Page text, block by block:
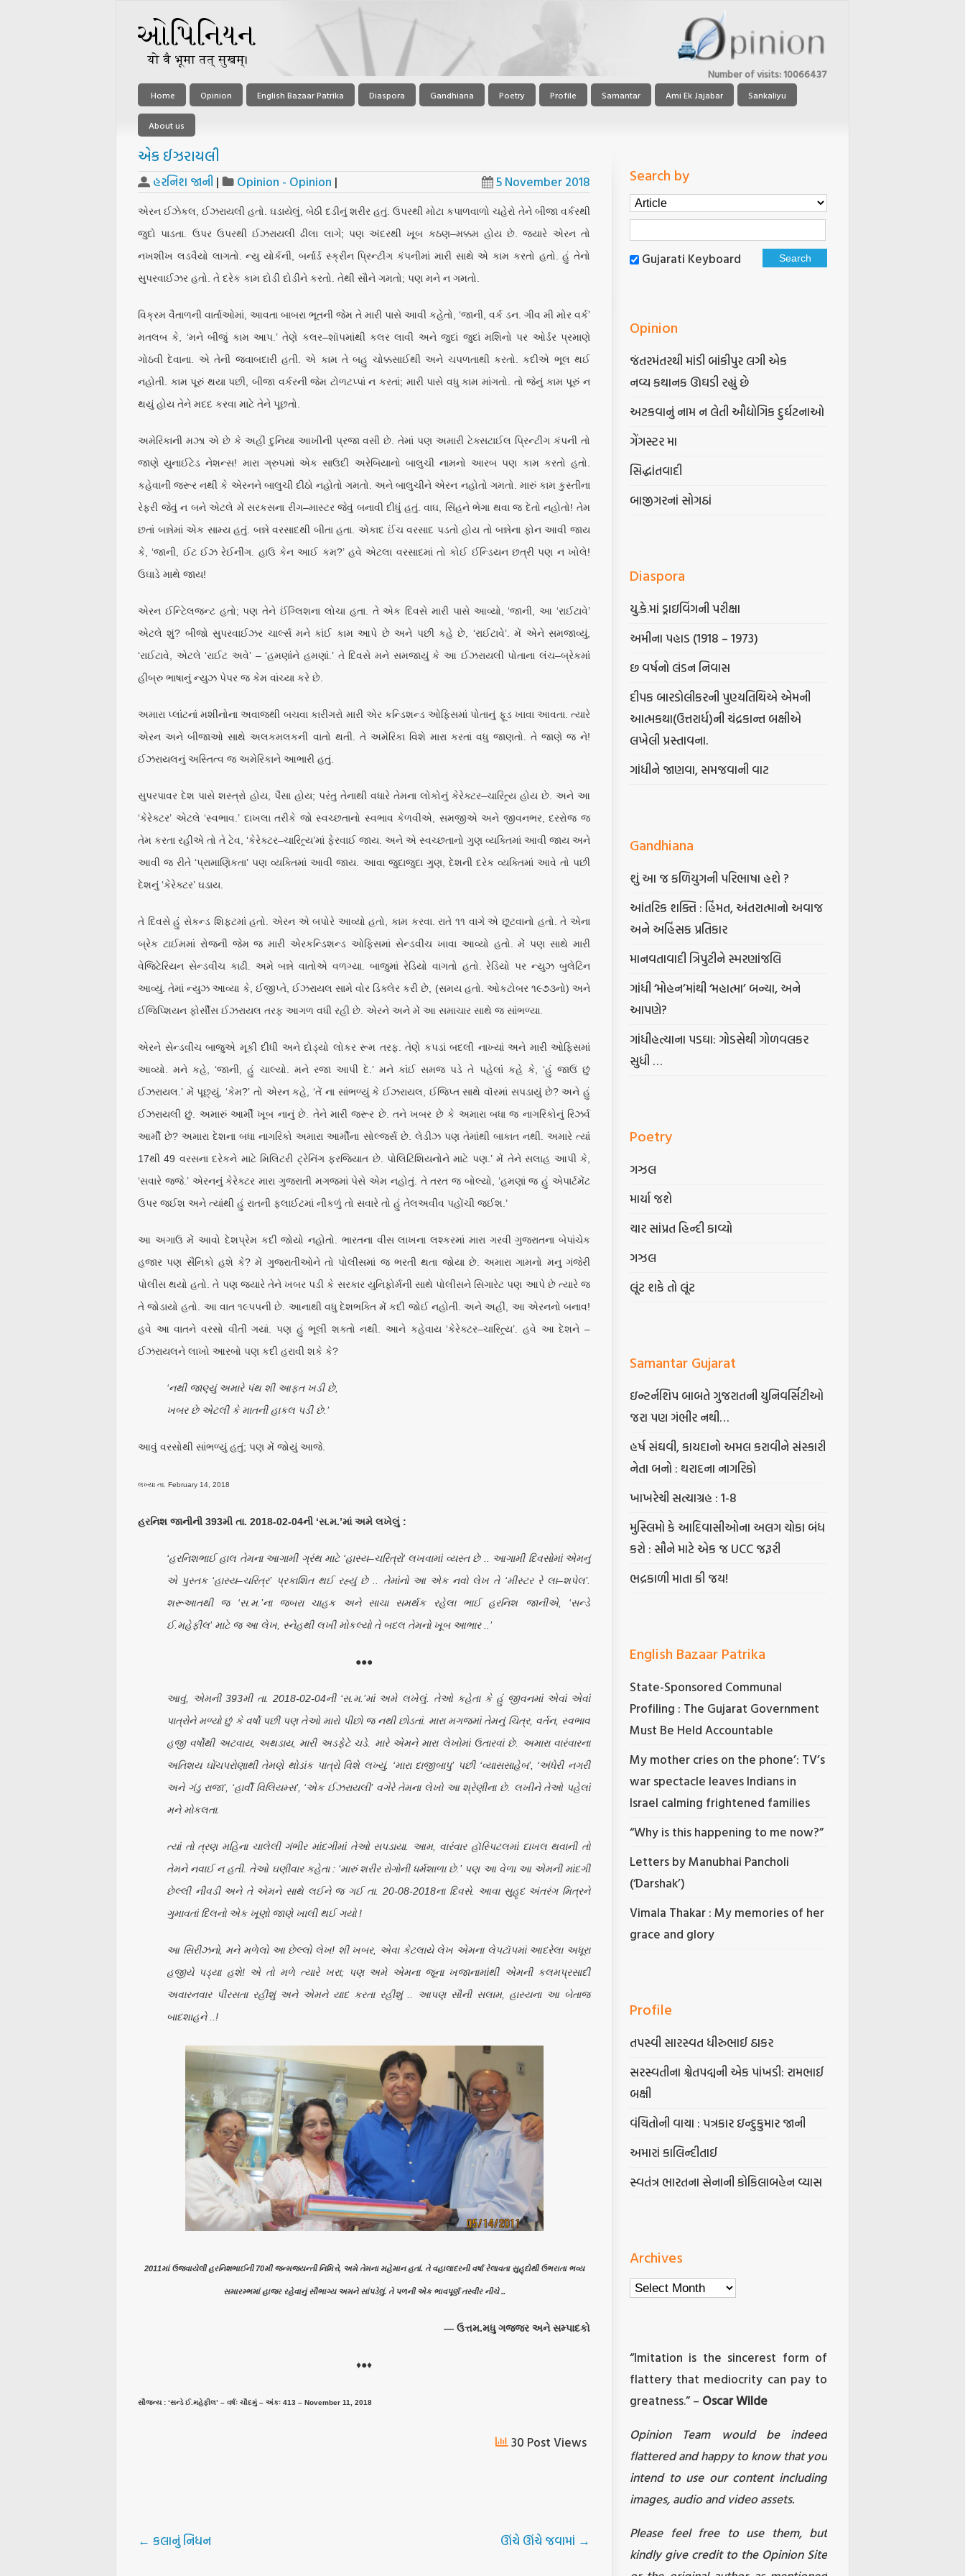
Number of visits:10066437
Home Opinion English Bazaar Patrika Diaspora Gandhiana Poetry Profile Samantar Ami Ek Jajabar Sankaliyu
About us
એક ઈઝરાયલી
હરનિશ જાની | Opinion - Opinion | 5 November 2018
એરન ઈઝેકલ, ઈઝરાયલી હતો. ઘડાયેલું, બેઠી દડીનું શરીર હતું. ઉપરથી મોટા કપાળવાળો ચહેરો તેને બીજા વર્કરથી
જુદો પાડતા. ઉપર ઉપરથી ઈઝરાયલી ઢીલા લાગે; પણ અંદરથી ખૂબ કઠણ–મક્કમ હોય છે. જ્યારે એરન તો
નખશીખ લડવૈયો લાગતો. ન્યુ યોર્કની, બર્નાર્ડ સ્ક્રીન પ્રિન્ટીંગ કંપનીમાં મારી સાથે એ કામ કરતો હતો. હું તેનો
સુપરવાઈઝર હતો. તે દરેક કામ દોડી દોડીને કરતો. તેથી સૌને ગમતો; પણ મને ન ગમતો.
વિક્રમ વૈતાળની વાર્તાઓમાં, આવતા બાબરા ભૂતની જેમ તે મારી પાસે આવી કહેતો, ‘જાની, વર્ક ડન. ગીવ મી મોર વર્ક’
મતલબ કે, ‘મને બીજું કામ આપ.’ તેણે કલર–શૉપમાંથી કલર લાવી અને જુદાં જુદાં મશિનો પર ઓર્ડર પ્રમાણે
ગોઠવી દેવાના. એ તેની જવાબદારી હતી. એ કામ તે બહુ ચોક્કસાઈથી અને ચપળતાથી કરતો. કદીએ ભૂલ થઈ
નહોતી. કામ પૂરું થયા પછી, બીજા વર્કરની જેમ ટોળટપ્પાં ન કરતાં; મારી પાસે વધુ કામ માંગતો. તો જેનું કામ પૂરું ન
થયું હોય તેને મદદ કરવા માટે તેને પૂછતો.
અમેરિકાની મઝા એ છે કે અહીં દુનિયા આખીની પ્રજા વસી છે. તેમાં પણ અમારી ટેક્સટાઈલ પ્રિન્ટીંગ કંપની તો
જાણે યુનાઈટેડ નેશન્સ! મારા ગ્રુપમાં એક સાઉદી અરેબિયાનો બાલુચી નામનો આરબ પણ કામ કરતો હતો.
કહેવાની જરૂર નથી કે એરનને બાલુચી દીઠો નહોતો ગમતો. અને બાલુચીને એરન નહોતો ગમતો. મારું કામ કુસ્તીના
રેફરી જેવું ન બને એટલે મેં સરકસના રીંગ–માસ્ટર જેવું બનાવી દીધું હતું. વાઘ, સિંહને ભેગા થવા જ દેતો નહોતો! તેમ
છતાં બન્નેમાં એક સામ્ય હતું. બન્ને વરસાદથી બીતા હતા. એકાદ ઈંચ વરસાદ પડતો હોય તો બન્નેના ફોન આવી જાય
કે, ‘જાની, ઈટ ઈઝ રેઈનીંગ. હાઉ કેન આઈ કમ?’ હવે એટલા વરસાદમાં તો કોઈ ઈન્ડિયન છત્રી પણ ન ખોલે!
ઉઘાડે માથે જાય!
એરન ઈન્ટેિલજન્ટ હતો; પણ તેને ઈંગ્લિશના લોચા હતા. તે એક દિવસે મારી પાસે આવ્યો, ‘જાની, આ ‘રાઈટાવે’
એટલે શું? બીજો સુપરવાઈઝર ચાર્લ્સ મને કાંઈ કામ આપે છે અને પછી કહે છે, ‘રાઈટાવે’. મેં એને સમજાવ્યું,
‘રાઈટાવે, એટલે ‘રાઈટ અવે’ – ‘હમણાંને હમણાં.’ તે દિવસે મને સમજાયું કે આ ઈઝરાયલી પોતાના લંચ–બ્રેકમાં
હીબ્રુ ભાષાનું ન્યુઝ પેપર જ કેમ વાંચ્યા કરે છે.
અમારા પ્લાંટનાં મશીનોના અવાજથી બચવા કારીગરો મારી એર કન્ડિશન્ડ ઓફિસમાં પોતાનું ફૂડ ખાવા આવતા. ત્યારે
એરન અને બીજાઓ સાથે અલકમલકની વાતો થતી. તે અમેરિકા વિશે મારા કરતાં વધુ જાણતો. તે જાણે જ ને!
ઈઝરાયલનું અસ્તિત્વ જ અમેરિકાને આભારી હતું.
સુપરપાવર દેશ પાસે શસ્ત્રો હોય, પૈસા હોય; પરંતુ તેનાથી વધારે તેમના લોકોનું કેરેક્ટર–ચારિત્ર્ય હોય છે. અને આ
‘કેરેક્ટર’ એટલે ‘સ્વભાવ.’ દાખલા તરીકે જો સ્વચ્છતાનો સ્વભાવ કેળવીએ, સમજીએ અને જીવનભર, દરરોજ જ
તેમ કરતા રહીએ તો તે ટેવ, ‘કેરેક્ટર–ચારિત્ર્ય’માં ફેરવાઈ જાય. અને એ સ્વચ્છતાનો ગુણ વ્યક્તિમાં આવી જાય અને
આવી જ રીતે ‘પ્રામાણિકતા’ પણ વ્યક્તિમાં આવી જાય. આવા જુદાજુદા ગુણ, દેશની દરેક વ્યક્તિમાં આવે તો પછી
દેશનું ‘કેરેક્ટર’ ઘડાય.
તે દિવસે હું સેકન્ડ શિફ્ટમાં હતો. એરન એ બપોરે આવ્યો હતો, કામ કરવા. રાતે ૧૧ વાગે એ છૂટવાનો હતો. તે એના
બ્રેક ટાઈમમાં રોજની જેમ જ મારી એરકન્ડિશન્ડ ઓફિસમાં સેન્ડવીચ ખાવા આવ્યો હતો. મેં પણ સાથે મારી
વેજિટેરિયન સેન્ડવીચ કાઢી. અમે બન્ને વાતોએ વળગ્યા. બાજુમાં રેડિયો વાગતો હતો. રેડિયો પર ન્યુઝ બુલેટિન
આવ્યું. તેમાં ન્યુઝ આવ્યા કે, ઈજીપ્તે, ઈઝરાયલ સામે વોર ડિક્લેર કરી છે, (સમય હતો. ઓકટોબર ૧૯૭૩નો) અને
ઈજિપ્શિયન ફોર્સીસ ઈઝરાયલ તરફ આગળ વધી રહી છે. એરને અને મેં આ સમાચાર સાથે જ સાંભળ્યા.
એરને સેન્ડવીચ બાજુએ મૂકી દીધી અને દોડ્યો લોકર રૂમ તરફ. તેણે કપડાં બદલી નાખ્યાં અને મારી ઓફિસમાં
આવ્યો. મને કહે, ‘જાની, હું ચાલ્યો. મને રજા આપી દે.’ મને કાંઈ સમજ પડે તે પહેલાં કહે કે, ‘હું જાઉં છું
ઈઝરાયલ.’ મેં પૂછ્યું, ‘કેમ?’ તો એરન કહે, ‘તેં ના સાંભળ્યું કે ઈઝરાયલ, ઈજિપ્ત સાથે વૉરમાં સપડાયું છે? અને હું
ઈઝરાયલી છું. અમારું આર્મી ખૂબ નાનું છે. તેને મારી જરૂર છે. તને ખબર છે કે અમારા બધા જ નાગરિકોનું રિઝર્વ
આર્મી છે? અમારા દેશના બધા નાગરિકો અમારા આર્મીના સોલ્જર્સ છે. લેડીઝ પણ તેમાંથી બાકાત નથી. અમારે ત્યાં
17થી 49 વરસના દરેકને માટે મિલિટરી ટ્રેનિંગ ફરજિયાત છે. પોલિટિશિયનોને માટે પણ.’ મેં તેને સલાહ આપી કે,
‘સવારે જજે.’ એરનનું કેરેક્ટર મારા ગુજરાતી મગજમાં પેસે એમ નહોતું. તે તરત જ બોલ્યો, ‘હમણાં જ હું એપાર્ટમેંટ
ઉપર જઈશ અને ત્યાંથી હું રાતની ફ્લાઈટમાં નીકળું તો સવારે તો હું તેલઅવીવ પહોંચી જઈશ.’
આ અગાઉ મેં આવો દેશપ્રેમ કદી જોયો નહોતો. ભારતના વીસ લાખના લશ્કરમાં મારા ગરવી ગુજરાતના બેપાંચેક
હજાર પણ સૈનિકો હશે કે? મેં ગુજરાતીઓને તો પોલીસમાં જ ભરતી થતા જોયા છે. અમારા ગામનો મનુ ગંજેરી
પોલીસ થયો હતો. તે પણ જ્યારે તેને ખબર પડી કે સરકાર યુનિફોર્મની સાથે પોલીસને સિગારેટ પણ આપે છે ત્યારે જ
તે જોડાયો હતો. આ વાત ૧૯૫૫ની છે. આનાથી વધુ દેશભક્તિ મેં કદી જોઈ નહોતી. અને અહીં, આ એરનનો બનાવ!
હવે આ વાતને વરસો વીતી ગયાં. પણ હું ભૂલી શક્તો નથી. આને કહેવાય ‘કેરેક્ટર–ચારિત્ર્ય’. હવે આ દેશને –
ઈઝરાયલને લાખો આરબો પણ કદી હરાવી શકે કે?
‘નથી જાણ્યું અમારે પંથ શી આફત ખડી છે,
ખબર છે એટલી કે માતની હાકલ પડી છે.’
આવું વરસોથી સાંભળ્યું હતું; પણ મેં જોયું આજે.
લખ્યા તા. February 14, 2018
હરનિશ જાનીની 393મી તા. 2018-02-04ની ‘સ.મ.’માં અમે લખેલું :
‘હરનિશભાઈ હાલ તેમના આગામી ગ્રંથ માટે ‘હાસ્ય–ચરિત્રો’ લખવામાં વ્યસ્ત છે .. આગામી દિવસોમાં એમનું
એ પુસ્તક ‘હાસ્ય–ચરિત્ર’ પ્રકાશિત થઈ રહ્યું છે .. તેમાંનો આ એક નવો લેખ તે ‘મીસ્ટર રે લા–શપેલ’.
શરૂઆતથી જ ‘સ.મ.’ના જબરા ચાહક અને સાચા સમર્થક રહેલા ભાઈ હરનિશ જાનીએ, ‘સન્ડે
ઈ.મહેફીલ’ માટે જ આ લેખ, સ્નેહથી લખી મોકલ્યો તે બદલ તેમનો ખૂબ આભાર ..’
●●●
આવું, એમની 393મી તા. 2018-02-04ની ‘સ.મ.’માં અમે લખેલું. તેઓ કહેતા કે હું જીવનમાં એવાં એવાં
પાત્રોને મળ્યો છું કે વર્ષો પછી પણ તેઓ મારો પીછો જ નથી છોડતાં. મારા મગજમાં તેમનું ચિત્ર, વર્તન, સ્વભાવ
હજી વર્ષોથી અટવાય, અથડાય, મારી અડફેટે ચડે. મારે એમને મારા લેખોમાં ઉતારવાં છે. અમારા વારંવારના
અતિશય ઘોંચપરોણાથી તેમણે થોડાંક પાત્રો વિશે લખ્યું. ‘મારા દાજીબાપુ’ પછી ‘વ્યાસસાહેબ’, ‘અંધેરી નગરી
અને ગંડુ રાજા’, ‘હાર્વી વિલિયમ્સ’, ‘એક ઈઝરાયલી’ વગેરે તેમના લેખો આ શ્રેણીના છે. લખીને તેઓ પહેલાં
મને મોકલતા.
ત્યાં તો ત્રણ મહિના ચાલેલી ગંભીર માંદગીમાં તેઓ સપડાયા. આમ, વારંવાર હૉસ્પિટલમાં દાખલ થવાની તો
તેમને નવાઈ ન હતી. તેઓ ઘણીવાર કહેતા : ‘મારું શરીર રોગોની ધર્મશાળા છે.’ પણ આ વેળા આ એમની માંદગી
છેલ્લી નીવડી અને તે એમને સાથે લઈને જ ગઈ તા. 20-08-2018ના દિવસે. આવા સુહૃદ અંતરંગ મિત્રને
ગુમાવતાં દિલનો એક ખૂણો જાણે ખાલી થઈ ગયો !
આ સિરીઝનો, મને મળેલો આ છેલ્લો લેખ! શી ખબર, એવા કેટલાયે લેખ એમના લેપટૉપમાં આદરેલા અધૂરા
હજીયે પડ્યા હશે! એ તો મળે ત્યારે ખરા; પણ અમે એમના જૂના ખજાનામાંથી એમની કલમપ્રસાદી
અવારનવાર પીરસતા રહીશું અને એમને યાદ કરતા રહીશું .. આપણ સૌની સલામ, હાસ્યના આ બેતાજ
બાદશાહને ..!
2011માં ઉજવાયેલી હરનિશભાઈની 70મી જન્મજયન્તી નિમિત્તે, અમે તેમના મહેમાન હતાં. તે વહાલાદરની વર્ષા રેલાવતા સુહૃદોથી ઉભરાતા ભવ્ય
સમારમ્ભમાં હાજર રહેવાનું સૌભાગ્ય અમને સાંપડેલું. તે પળની એક ભાવપૂર્ણ તસ્વીર નીચે ..
— ઉત્તમ.મધુ ગજ્જર અને સમ્પાદકો
♦●♦
સૌજન્ય : ‘સન્ડે ઈ.મહેફીલ’ – વર્ષઃ ચૌદમું – અંકઃ 413 – November 11, 2018
30 Post Views
← કલાનું નિધન ઊંચે ઊંચે જવામાં →
Search by
Gujarati Keyboard
Opinion
જંતરમંતરથી માંડી બાંકીપુર લગી એક
નવ્ય કથાનક ઊઘડી રહ્યું છે
અટકવાનું નામ ન લેતી ઔદ્યોગિક દુર્ઘટનાઓ
ગેંગસ્ટર મા
સિદ્ધાંતવાદી
બાજીગરનાં સોગઠાં
Diaspora
યુ.કે.માં ડ્રાઇવિંગની પરીક્ષા
અમીના પહાડ (1918 – 1973)
છ વર્ષનો લંડન નિવાસ
દીપક બારડોલીકરની પુણ્યતિથિએ એમની
આત્મકથા(ઉત્તરાર્ધ)ની ચંદ્રકાન્ત બક્ષીએ
લખેલી પ્રસ્તાવના.
ગાંધીને જાણવા, સમજવાની વાટ
Gandhiana
શું આ જ કળિયુગની પરિભાષા હશે ?
આંતરિક શક્તિ : હિંમત, અંતરાત્માનો અવાજ
અને અહિંસક પ્રતિકાર
માનવતાવાદી ત્રિપુટીને સ્મરણાંજલિ
ગાંધી ‘મોહન’માંથી ‘મહાત્મા’ બન્યા, અને
આપણે?
ગાંધીહત્યાના પડઘા: ગોડસેથી ગોળવલકર
સુધી …
Poetry
ગઝલ
માર્યા જશે
ચાર સાંપ્રત હિન્દી કાવ્યો
ગઝલ
લૂંટ શકે તો લૂંટ
Samantar Gujarat
ઇન્ટર્નશિપ બાબતે ગુજરાતની યુનિવર્સિટીઓ
જરા પણ ગંભીર નથી…
હર્ષ સંઘવી, કાયદાનો અમલ કરાવીને સંસ્કારી
નેતા બનો : થરાદના નાગરિકો
ખાખરેચી સત્યાગ્રહ : 1-8
મુસ્લિમો કે આદિવાસીઓના અલગ ચોકા બંધ
કરો : સૌને માટે એક જ UCC જરૂરી
ભદ્રકાળી માતા કી જય!
English Bazaar Patrika
State-Sponsored Communal
Profiling : The Gujarat Government
Must Be Held Accountable
My mother cries on the phone’: TV’s
war spectacle leaves Indians in
Israel calming frightened families
“Why is this happening to me now?”
Letters by Manubhai Pancholi
(‘Darshak’)
Vimala Thakar : My memories of her
grace and glory
Profile
તપસ્વી સારસ્વત ધીરુભાઈ ઠાકર
સરસ્વતીના શ્વેતપદ્મની એક પાંખડી: રામભાઈ
બક્ષી
વંચિતોની વાચા : પત્રકાર ઇન્દુકુમાર જાની
અમારાં કાલિન્દીતાઈ
સ્વતંત્ર ભારતના સેનાની કોકિલાબહેન વ્યાસ
Archives
Archives
“Imitation is the sincerest form of
flattery that mediocrity can pay to
greatness.” – Oscar Wilde
Opinion Team would be indeed
flattered and happy to know that you
intend to use our content including
images, audio and video assets.
Please feel free to use them, but
kindly give credit to the Opinion Site